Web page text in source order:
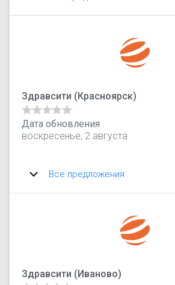
Здравсити (Красноярск)
Дата обновления
воскресенье, 2 августа
Все предложения
Здравсити (Иваново)